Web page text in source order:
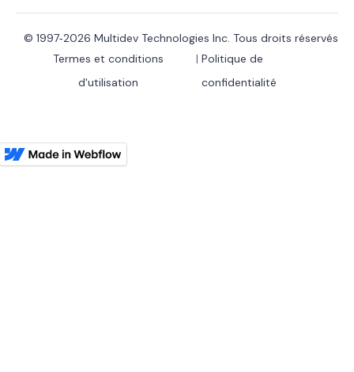
© 1997‑2026 Multidev Technologies Inc. Tous droits réservés
Termes et conditions
d'utilisation
| Politique de
confidentialité